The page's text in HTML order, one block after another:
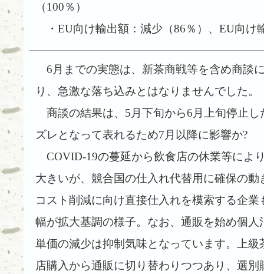
（100％）
・EU向け輸出額：減少（86％）、EU向け
6月までの実態は、新茶商戦等を含め商談
り、急激な落ち込みとはなりませんでした。
商談の結果は、5月下旬から6月上旬停止し
ズレとなって表れるため7月以降に影響か?
COVID-19の蔓延から飲食店の休業等によ
大きいが、競合国の仕入れ代替用に確保の
コスト削減に向け直接仕入れを模索する企
幅が拡大基調の様子。なお、通販を始め個
単価の減少は抑制気味となっています。上
店購入から通販に切り替わりつつあり、選